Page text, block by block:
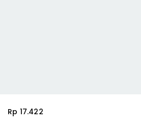
Rp 17.422